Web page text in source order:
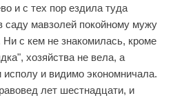
и с тех пор ездила туда
саду мавзолей покойному мужу
с кем не знакомилась, кроме
хозяйства не вела, а
и видимо экономничала.
лет шестнадцати, и